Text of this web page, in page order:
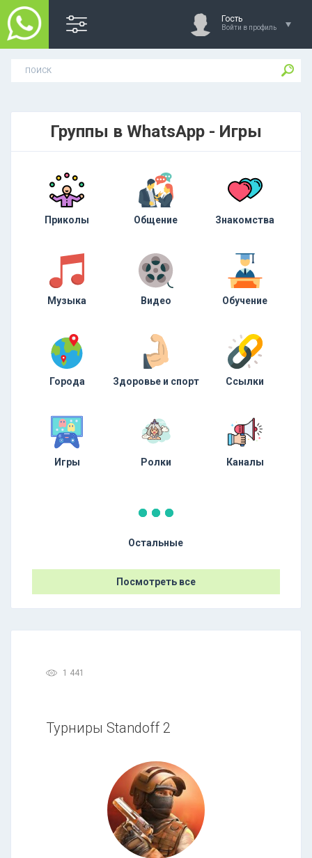
Гость
Войти в профиль
Группы в WhatsApp - Игры
Приколы Общение Знакомства
Музыка Видео Обучение
Города Здоровье и спорт Ссылки
Игры Ролки Каналы
Остальные
Посмотреть все
1 441
Турниры Standoff 2